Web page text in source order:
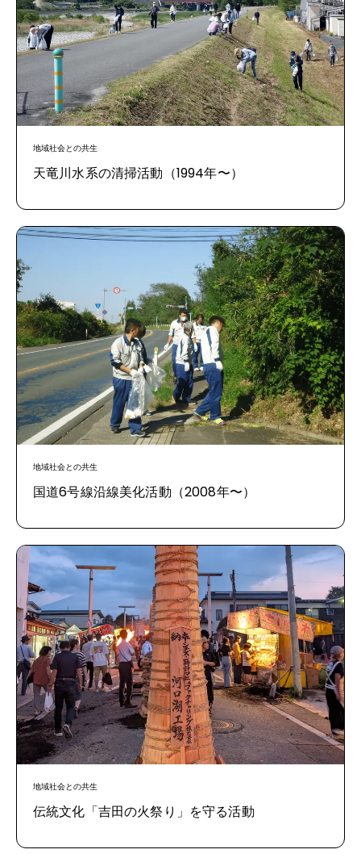
地域社会との共生
天竜川水系の清掃活動（1994年〜）
地域社会との共生
国道6号線沿線美化活動（2008年〜）
地域社会との共生
伝統文化「吉田の火祭り」を守る活動